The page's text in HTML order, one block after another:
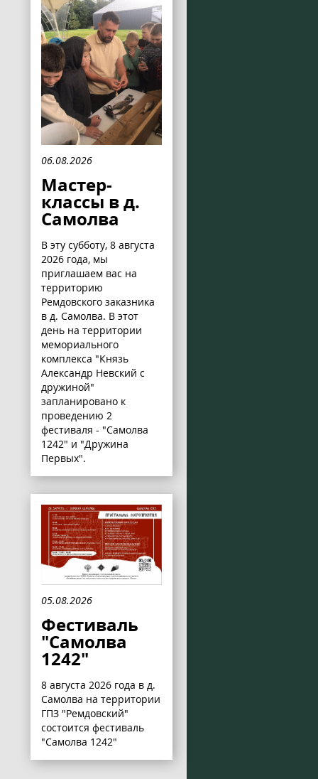
06.08.2026
Мастер-
классы в д.
Самолва
В эту субботу, 8 августа
2026 года, мы
приглашаем вас на
территорию
Ремдовского заказника
в д. Самолва. В этот
день на территории
мемориального
комплекса "Князь
Александр Невский с
дружиной"
запланировано к
проведению 2
фестиваля - "Самолва
1242" и "Дружина
Первых".
05.08.2026
Фестиваль
"Самолва
1242"
8 августа 2026 года в д.
Самолва на территории
ГПЗ "Ремдовский"
состоится фестиваль
"Самолва 1242"